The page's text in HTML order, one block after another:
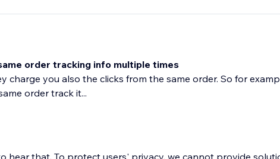
order tracking info multiple times
charge you also the clicks from the same order. So for
order track it...